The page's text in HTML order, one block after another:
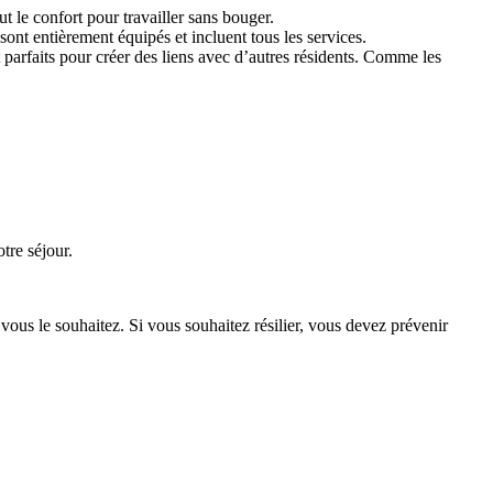
le confort pour travailler sans bouger.
entièrement équipés et incluent tous les services.
pour créer des liens avec d’autres résidents. Comme les
séjour.
le souhaitez. Si vous souhaitez résilier, vous devez prévenir